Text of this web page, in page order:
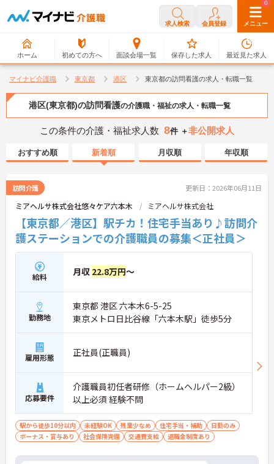
求人検索 会員登録 メニュー
ホーム 初めての方へ 面談会場一覧
0
保存した求人
0
最近見た求人
マイナビ介護職 東京都 港区 東京都の訪問看護の求人・転職一覧
港区(東京都)の訪問看護の介護職・福祉の求人・転職一覧
この条件の介護・福祉求人数 8件 ＋非公開求人
おすすめ順 新着順 月収順 年収順
訪問介護 更新日：2026年06月11日
ミアヘルサ株式会社悠々ケア六本木 ミアヘルサ株式会社
【東京都／港区】駅チカ！住宅手当あり♪訪問介
護ステーションでの介護職員の募集＜正社員＞
給料 月収 22.8万円～
勤務地
東京都 港区 六本木6-5-25
東京メトロ日比谷線「六本木駅」徒歩5分
雇用形態 正社員(正職員)
応募要件
介護職員初任者研修（ホームヘルパー2級）
以上必須 経験不問
駅から徒歩10分以内 未経験OK 残業少なめ 住宅手当・補助
日勤のみ
ボーナス・賞与あり
社会保険完備 交通費支給 退職金制度あり